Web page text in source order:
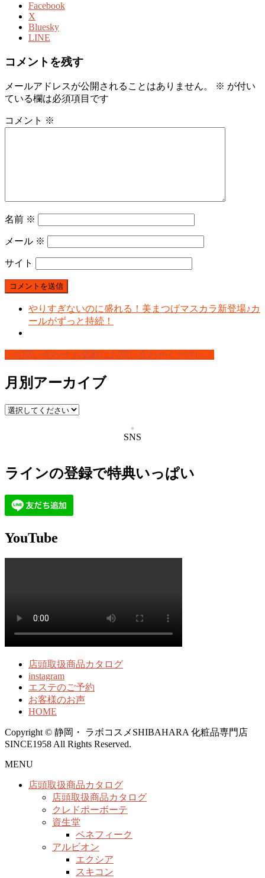
Facebook
X
Bluesky
LINE
コメントを残す
メールアドレスが公開されることはありません。 ※ が付い
ている欄は必須項目です
コメント ※
名前 ※
メール ※
サイト
やりすぎないのに盛れる！美まつげマスカラ新登場♪カ
ールがずっと持続！
お問い合わせ お気軽にお問い合わせください。
月別アーカイブ
SNS
ラインの登録で特典いっぱい
YouTube
店頭取扱商品カタログ
instagram
エステのご予約
お客様のお声
HOME
Copyright © 静岡・ ラボコスメSHIBAHARA 化粧品専門店
SINCE1958 All Rights Reserved.
MENU
店頭取扱商品カタログ
店頭取扱商品カタログ
クレドポーボーテ
資生堂
ベネフィーク
アルビオン
エクシア
スキコン